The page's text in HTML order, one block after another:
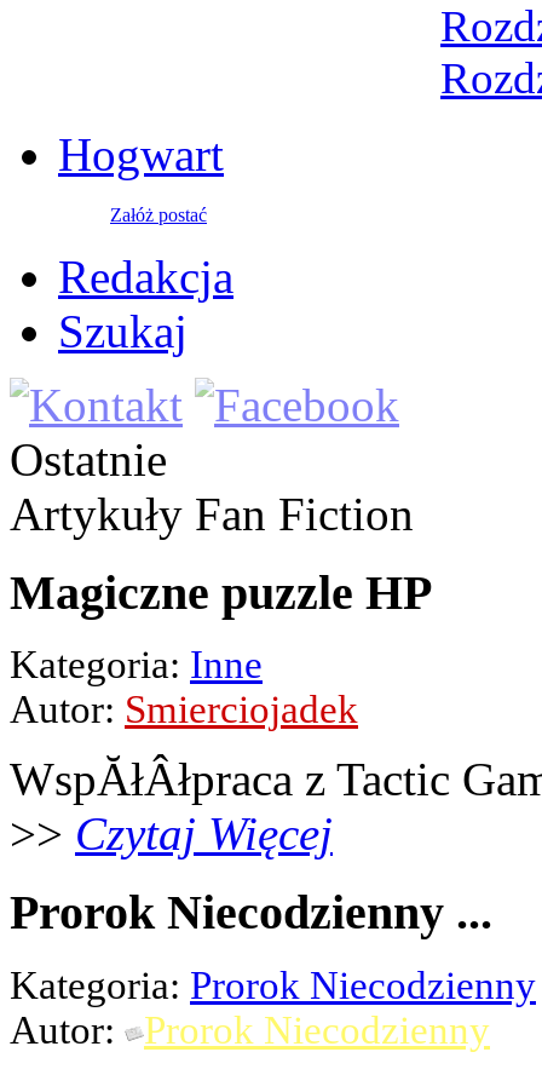
Hogwart
Załóż postać
Redakcja
Szukaj
Ostatnie
Artykuły Fan Fiction
Magiczne puzzle HP
Kategoria: Inne
Autor: Smierciojadek
WspĂłÂłpraca z Tactic
>> Czytaj Więcej
Prorok Niecodzienny ...
Kategoria: Prorok Niecodzienny
Autor:
Prorok Niecodzienny